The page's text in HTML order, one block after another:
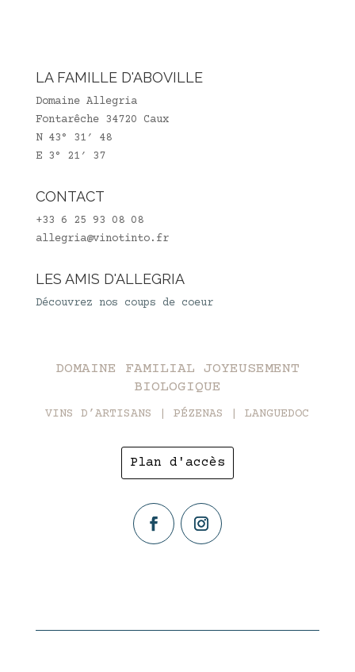
LA FAMILLE D'ABOVILLE
Domaine Allegria
Fontarêche 34720 Caux
N 43° 31′ 48
E 3° 21′ 37
CONTACT
+33 6 25 93 08 08
allegria@vinotinto.fr
LES AMIS D'ALLEGRIA
Découvrez nos coups de coeur
DOMAINE FAMILIAL JOYEUSEMENT
BIOLOGIQUE
VINS D’ARTISANS | PÉZENAS | LANGUEDOC
Plan d'accès